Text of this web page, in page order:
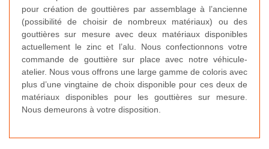
pour création de gouttières par assemblage à l’ancienne
(possibilité de choisir de nombreux matériaux) ou des
gouttières sur mesure avec deux matériaux disponibles
actuellement le zinc et l’alu. Nous confectionnons votre
commande de gouttière sur place avec notre véhicule-
atelier. Nous vous offrons une large gamme de coloris avec
plus d’une vingtaine de choix disponible pour ces deux de
matériaux disponibles pour les gouttières sur mesure.
Nous demeurons à votre disposition.